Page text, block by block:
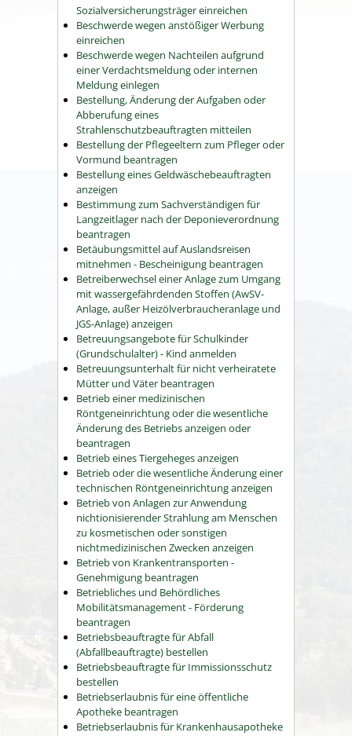
Sozialversicherungsträger einreichen
Beschwerde wegen anstößiger Werbung
einreichen
Beschwerde wegen Nachteilen aufgrund
einer Verdachtsmeldung oder internen
Meldung einlegen
Bestellung, Änderung der Aufgaben oder
Abberufung eines
Strahlenschutzbeauftragten mitteilen
Bestellung der Pflegeeltern zum Pfleger oder
Vormund beantragen
Bestellung eines Geldwäschebeauftragten
anzeigen
Bestimmung zum Sachverständigen für
Langzeitlager nach der Deponieverordnung
beantragen
Betäubungsmittel auf Auslandsreisen
mitnehmen - Bescheinigung beantragen
Betreiberwechsel einer Anlage zum Umgang
mit wassergefährdenden Stoffen (AwSV-
Anlage, außer Heizölverbraucheranlage und
JGS-Anlage) anzeigen
Betreuungsangebote für Schulkinder
(Grundschulalter) - Kind anmelden
Betreuungsunterhalt für nicht verheiratete
Mütter und Väter beantragen
Betrieb einer medizinischen
Röntgeneinrichtung oder die wesentliche
Änderung des Betriebs anzeigen oder
beantragen
Betrieb eines Tiergeheges anzeigen
Betrieb oder die wesentliche Änderung einer
technischen Röntgeneinrichtung anzeigen
Betrieb von Anlagen zur Anwendung
nichtionisierender Strahlung am Menschen
zu kosmetischen oder sonstigen
nichtmedizinischen Zwecken anzeigen
Betrieb von Krankentransporten -
Genehmigung beantragen
Betriebliches und Behördliches
Mobilitätsmanagement - Förderung
beantragen
Betriebsbeauftragte für Abfall
(Abfallbeauftragte) bestellen
Betriebsbeauftragte für Immissionsschutz
bestellen
Betriebserlaubnis für eine öffentliche
Apotheke beantragen
Betriebserlaubnis für Krankenhausapotheke